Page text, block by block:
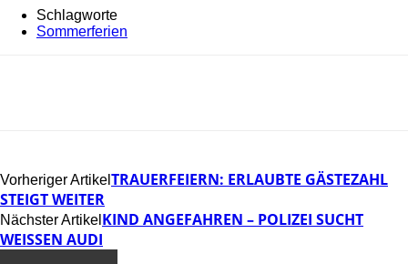
Schlagworte
Sommerferien
Vorheriger Artikel TRAUERFEIERN: ERLAUBTE GÄSTEZAHL
STEIGT WEITER
Nächster Artikel KIND ANGEFAHREN – POLIZEI SUCHT
WEISSEN AUDI